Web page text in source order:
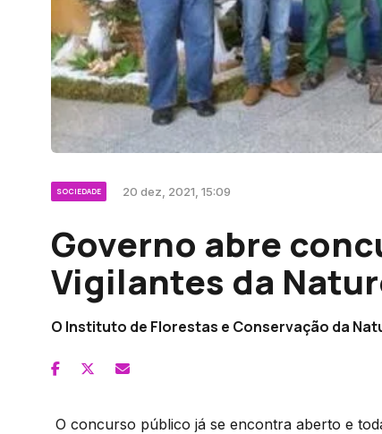
SOCIEDADE 20 dez, 2021, 15:09
Governo abre
Vigilantes da
O Instituto de Florestas e Conservação da
O concurso público já se encontra aberto e